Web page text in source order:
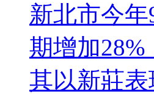
新北市今
期增加
其以新莊